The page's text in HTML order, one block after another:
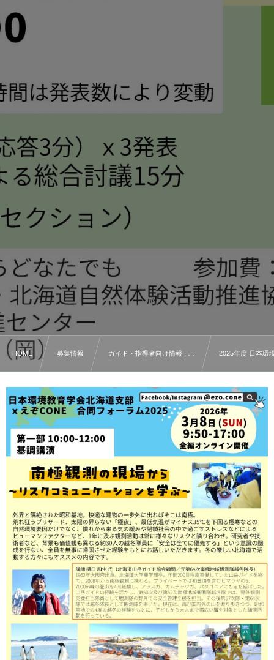
HOME 募集情報 ガイド・指導者向け情報 , … 2025年度 日本環